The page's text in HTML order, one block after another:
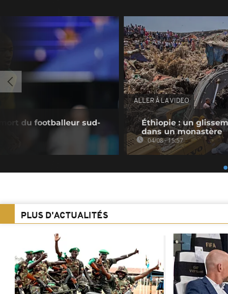
du footballeur sud-
ALLER À LA VIDEO
Éthiopie : un
dans un monastère
04/08 - 15:57
PLUS D'ACTUALITÉS